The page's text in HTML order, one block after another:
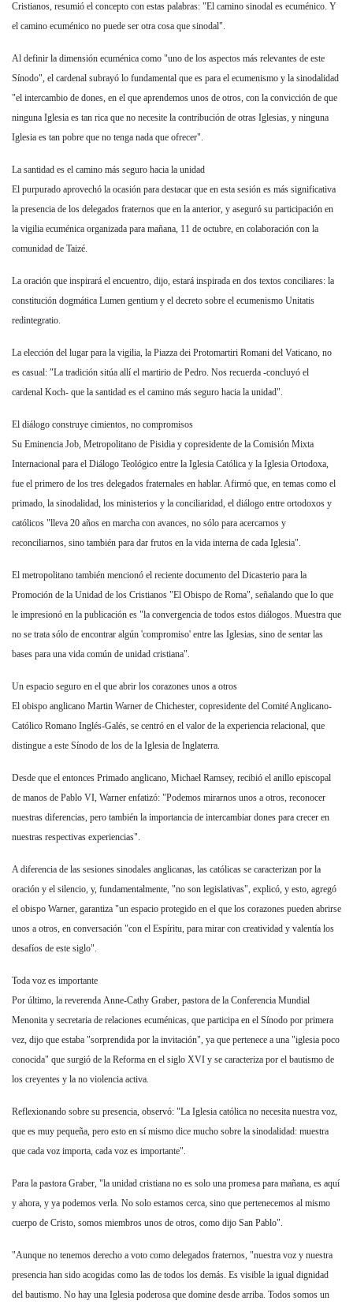
Cristianos, resumió el concepto con estas palabras: "El camino sinodal es ecuménico. Y
el camino ecuménico no puede ser otra cosa que sinodal".
Al definir la dimensión ecuménica como "uno de los aspectos más relevantes de este
Sínodo", el cardenal subrayó lo fundamental que es para el ecumenismo y la sinodalidad
"el intercambio de dones, en el que aprendemos unos de otros, con la convicción de que
ninguna Iglesia es tan rica que no necesite la contribución de otras Iglesias, y ninguna
Iglesia es tan pobre que no tenga nada que ofrecer".
La santidad es el camino más seguro hacia la unidad
El purpurado aprovechó la ocasión para destacar que en esta sesión es más significativa
la presencia de los delegados fraternos que en la anterior, y aseguró su participación en
la vigilia ecuménica organizada para mañana, 11 de octubre, en colaboración con la
comunidad de Taizé.
La oración que inspirará el encuentro, dijo, estará inspirada en dos textos conciliares: la
constitución dogmática Lumen gentium y el decreto sobre el ecumenismo Unitatis
redintegratio.
La elección del lugar para la vigilia, la Piazza dei Protomartiri Romani del Vaticano, no
es casual: "La tradición sitúa allí el martirio de Pedro. Nos recuerda -concluyó el
cardenal Koch- que la santidad es el camino más seguro hacia la unidad".
El diálogo construye cimientos, no compromisos
Su Eminencia Job, Metropolitano de Pisidia y copresidente de la Comisión Mixta
Internacional para el Diálogo Teológico entre la Iglesia Católica y la Iglesia Ortodoxa,
fue el primero de los tres delegados fraternales en hablar. Afirmó que, en temas como el
primado, la sinodalidad, los ministerios y la conciliaridad, el diálogo entre ortodoxos y
católicos "lleva 20 años en marcha con avances, no sólo para acercarnos y
reconciliarnos, sino también para dar frutos en la vida interna de cada Iglesia".
El metropolitano también mencionó el reciente documento del Dicasterio para la
Promoción de la Unidad de los Cristianos "El Obispo de Roma", señalando que lo que
le impresionó en la publicación es "la convergencia de todos estos diálogos. Muestra que
no se trata sólo de encontrar algún 'compromiso' entre las Iglesias, sino de sentar las
bases para una vida común de unidad cristiana".
Un espacio seguro en el que abrir los corazones unos a otros
El obispo anglicano Martin Warner de Chichester, copresidente del Comité Anglicano-
Católico Romano Inglés-Galés, se centró en el valor de la experiencia relacional, que
distingue a este Sínodo de los de la Iglesia de Inglaterra.
Desde que el entonces Primado anglicano, Michael Ramsey, recibió el anillo episcopal
de manos de Pablo VI, Warner enfatizó: "Podemos mirarnos unos a otros, reconocer
nuestras diferencias, pero también la importancia de intercambiar dones para crecer en
nuestras respectivas experiencias".
A diferencia de las sesiones sinodales anglicanas, las católicas se caracterizan por la
oración y el silencio, y, fundamentalmente, "no son legislativas", explicó, y esto, agregó
el obispo Warner, garantiza "un espacio protegido en el que los corazones pueden abrirse
unos a otros, en conversación "con el Espíritu, para mirar con creatividad y valentía los
desafíos de este siglo".
Toda voz es importante
Por último, la reverenda Anne-Cathy Graber, pastora de la Conferencia Mundial
Menonita y secretaria de relaciones ecuménicas, que participa en el Sínodo por primera
vez, dijo que estaba "sorprendida por la invitación", ya que pertenece a una "iglesia poco
conocida" que surgió de la Reforma en el siglo XVI y se caracteriza por el bautismo de
los creyentes y la no violencia activa.
Reflexionando sobre su presencia, observó: "La Iglesia católica no necesita nuestra voz,
que es muy pequeña, pero esto en sí mismo dice mucho sobre la sinodalidad: muestra
que cada voz importa, cada voz es importante".
Para la pastora Graber, "la unidad cristiana no es solo una promesa para mañana, es aquí
y ahora, y ya podemos verla. No solo estamos cerca, sino que pertenecemos al mismo
cuerpo de Cristo, somos miembros unos de otros, como dijo San Pablo".
"Aunque no tenemos derecho a voto como delegados fraternos, "nuestra voz y nuestra
presencia han sido acogidas como las de todos los demás. Es visible la igual dignidad
del bautismo. No hay una Iglesia poderosa que domine desde arriba. Todos somos un